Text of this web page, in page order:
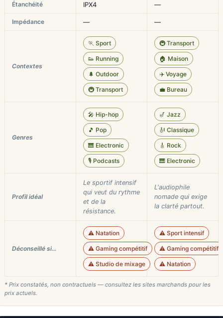
Étanchéité IPX4 —
Impédance — —
Contextes
🏃 Sport
👟 Running
🌲 Outdoor
🚇 Transport
🚇 Transport
🏠 Maison
✈️ Voyage
💼 Bureau
Genres
🎤 Hip-hop
🎵 Pop
🎹 Electronic
🎙️ Podcasts
🎷 Jazz
🎻 Classique
🎸 Rock
🎹 Electronic
Profil idéal
Le sportif intensif
qui veut du rythme
et de la
résistance.
L'audiophile
nomade qui exige
la clarté partout.
Déconseillé si…
⚠️ Natation
⚠️ Gaming compétitif
⚠️ Studio de mixage
⚠️ Sport intensif
⚠️ Gaming compétitif
⚠️ Natation
* Prix constatés, non contractuels — consultez les sites marchands pour les
prix actuels.